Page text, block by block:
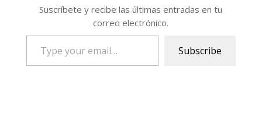
Suscríbete y recibe las últimas entradas en tu
correo electrónico.
email…
Subscribe